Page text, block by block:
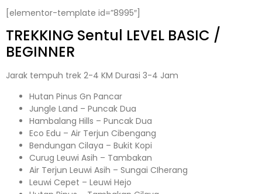
[elementor-template id=”8995″]
TREKKING Sentul LEVEL BASIC /
BEGINNER
Jarak tempuh trek 2-4 KM Durasi 3-4 Jam
Hutan Pinus Gn Pancar
Jungle Land – Puncak Dua
Hambalang Hills – Puncak Dua
Eco Edu – Air Terjun Cibengang
Bendungan Cilaya – Bukit Kopi
Curug Leuwi Asih – Tambakan
Air Terjun Leuwi Asih – Sungai CIherang
Leuwi Cepet – Leuwi Hejo